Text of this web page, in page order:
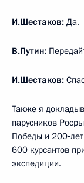
И.Шестаков: Да.
В.Путин:
И.Шестаков:
Также я
парусников
Победы и
600 курсантов
экспедиции.